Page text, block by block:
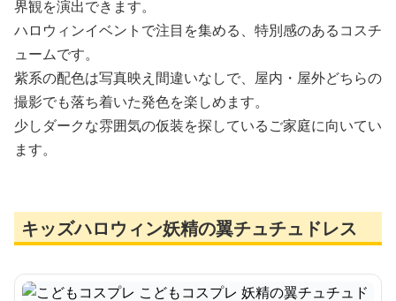
界観を演出できます。
ハロウィンイベントで注目を集める、特別感のあるコスチ
ュームです。
紫系の配色は写真映え間違いなしで、屋内・屋外どちらの
撮影でも落ち着いた発色を楽しめます。
少しダークな雰囲気の仮装を探しているご家庭に向いてい
ます。
キッズハロウィン妖精の翼チュチュドレス